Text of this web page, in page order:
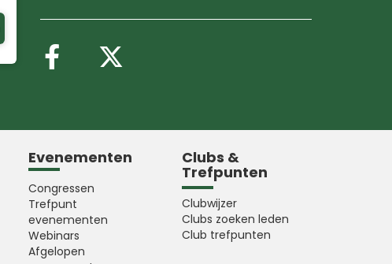
Volg ons op Facebook
Evenementen
Congressen
Trefpunt
evenementen
Webinars
Afgelopen
Clubs &
Trefpunten
Clubwijzer
Clubs zoeken leden
Club trefpunten